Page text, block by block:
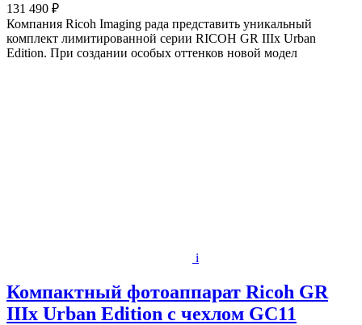
131 490 ₽
Компания Ricoh Imaging рада представить уникальный
комплект лимитированной серии RICOH GR IIIx Urban
Edition. При создании особых оттенков новой модел
i
Компактный фотоаппарат Ricoh GR
IIIx Urban Edition с чехлом GC11